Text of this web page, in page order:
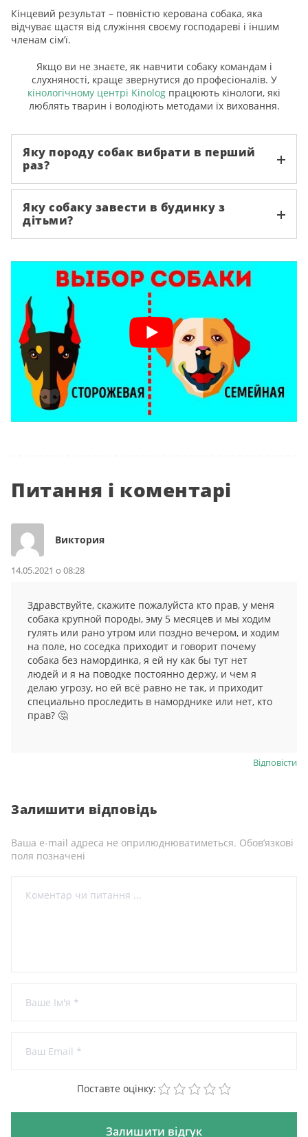
Кінцевий результат – повністю керована собака, яка
відчуває щастя від служіння своєму господареві і іншим
членам сім’ї.
Якщо ви не знаєте, як навчити собаку командам і
слухняності, краще звернутися до професіоналів. У
кінологічному центрі Kinolog працюють кінологи, які
люблять тварин і володіють методами їх виховання.
Яку породу собак вибрати в перший
раз?
Яку собаку завести в будинку з
дітьми?
Питання і коментарі
Виктория
14.05.2021 о 08:28
Здравствуйте, скажите пожалуйста кто прав, у меня
собака крупной породы, эму 5 месяцев и мы ходим
гулять или рано утром или поздно вечером, и ходим
на поле, но соседка приходит и говорит почему
собака без намординка, я ей ну как бы тут нет
людей и я на поводке постоянно держу, и чем я
делаю угрозу, но ей всё равно не так, и приходит
специально проследить в наморднике или нет, кто
прав? 🤔
Відповіcти
Залишити відповідь
Ваша e-mail адреса не оприлюднюватиметься. Обов’язкові
поля позначені
Поставте оцінку: 5
4
3
2
1